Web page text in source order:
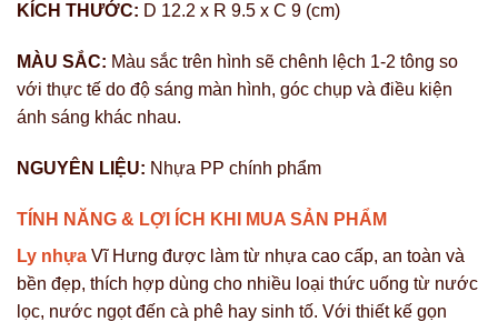
KÍCH THƯỚC: D 12.2 x R 9.5 x C 9 (cm)
MÀU SẮC: Màu sắc trên hình sẽ chênh lệch 1-2 tông so
với thực tế do độ sáng màn hình, góc chụp và điều kiện
ánh sáng khác nhau.
NGUYÊN LIỆU: Nhựa PP chính phẩm
TÍNH NĂNG & LỢI ÍCH KHI MUA SẢN PHẨM
Ly nhựa Vĩ Hưng được làm từ nhựa cao cấp, an toàn và
bền đẹp, thích hợp dùng cho nhiều loại thức uống từ nước
lọc, nước ngọt đến cà phê hay sinh tố. Với thiết kế gọn